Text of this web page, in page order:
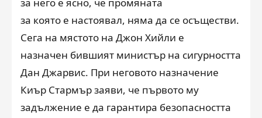
за която е настоявал, няма да се осъществи.
Сега на мястото на Джон Хийли е
назначен бившият министър на сигурността
Дан Джарвис. При неговото назначение
Киър Стармър заяви, че първото му
задължение е да гарантира безопасността